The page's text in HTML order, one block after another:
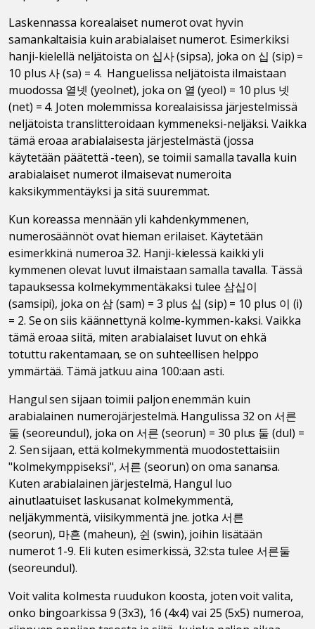
Laskennassa korealaiset numerot ovat hyvin
samankaltaisia kuin arabialaiset numerot. Esimerkiksi
hanji-kielellä neljätoista on 십사 (sipsa), joka on 십 (sip) =
10 plus 사 (sa) = 4. Hanguelissa neljätoista ilmaistaan
muodossa 열넷 (yeolnet), joka on 열 (yeol) = 10 plus 넷
(net) = 4. Joten molemmissa korealaisissa järjestelmissä
neljätoista translitteroidaan kymmeneksi-neljäksi. Vaikka
tämä eroaa arabialaisesta järjestelmästä (jossa
käytetään päätettä -teen), se toimii samalla tavalla kuin
arabialaiset numerot ilmaisevat numeroita
kaksikymmentäyksi ja sitä suuremmat.
Kun koreassa mennään yli kahdenkymmenen,
numerosäännöt ovat hieman erilaiset. Käytetään
esimerkkinä numeroa 32. Hanji-kielessä kaikki yli
kymmenen olevat luvut ilmaistaan samalla tavalla. Tässä
tapauksessa kolmekymmentäkaksi tulee 삼십이
(samsipi), joka on 삼 (sam) = 3 plus 십 (sip) = 10 plus 이 (i)
= 2. Se on siis käännettynä kolme-kymmen-kaksi. Vaikka
tämä eroaa siitä, miten arabialaiset luvut on ehkä
totuttu rakentamaan, se on suhteellisen helppo
ymmärtää. Tämä jatkuu aina 100:aan asti.
Hangul sen sijaan toimii paljon enemmän kuin
arabialainen numerojärjestelmä. Hangulissa 32 on 서른
둘 (seoreundul), joka on 서른 (seorun) = 30 plus 둘 (dul) =
2. Sen sijaan, että kolmekymmentä muodostettaisiin
"kolmekymppiseksi", 서른 (seorun) on oma sanansa.
Kuten arabialainen järjestelmä, Hangul luo
ainutlaatuiset laskusanat kolmekymmentä,
neljäkymmentä, viisikymmentä jne. jotka 서른
(seorun), 마흔 (maheun), 쉰 (swin), joihin lisätään
numerot 1-9. Eli kuten esimerkissä, 32:sta tulee 서른둘
(seoreundul).
Voit valita kolmesta ruudukon koosta, joten voit valita,
onko bingoarkissa 9 (3x3), 16 (4x4) vai 25 (5x5) numeroa,